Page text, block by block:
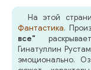
На этой
Фантастика.
все"
Гинатуллин
эмоционально.